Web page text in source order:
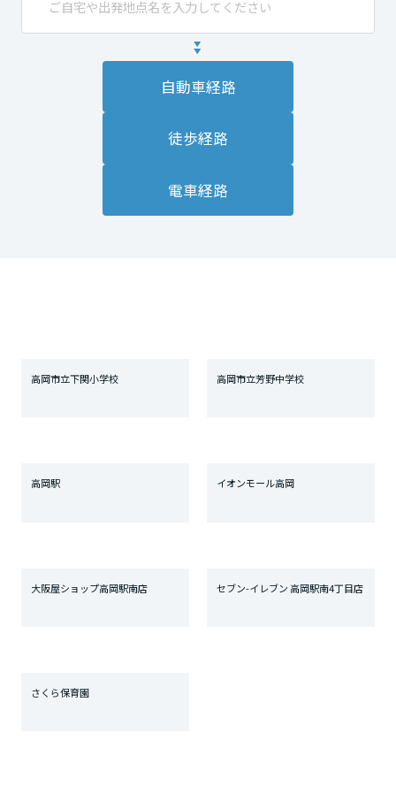
自動車経路
徒歩経路
電車経路
高岡市立下関小学校 高岡市立芳野中学校
高岡駅 イオンモール高岡
大阪屋ショップ高岡駅南店 セブン-イレブン 高岡駅南4丁目店
さくら保育園